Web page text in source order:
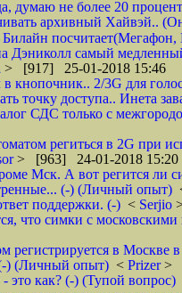
думаю не более 20
архивный Хайвэй..
Билайн
Дэниколл самый
> [917] 25-01-2018 15:46
кнопочник.. 2/3G для
точку доступа.. Инета
СДС только с
региться в 2G при
> [963] 24-01-2018 15:20
Мск. А вот регится
(-) (Личный опыт)
поддержки. (-) < Serjio
что симки с
регистрируется в Москве
) (Личный опыт) < Prizer>
это как? (-) (Тупой вопрос)